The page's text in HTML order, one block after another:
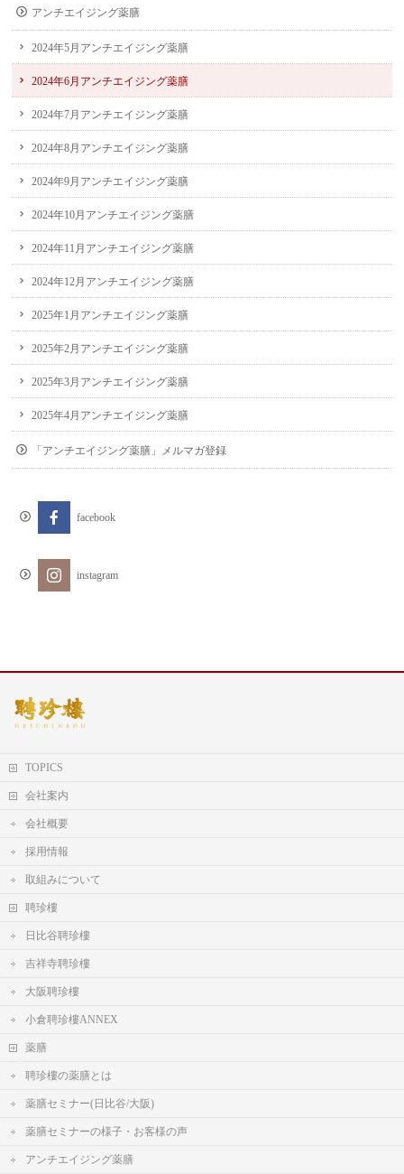
アンチエイジング薬膳
2024年5月アンチエイジング薬膳
2024年6月アンチエイジング薬膳
2024年7月アンチエイジング薬膳
2024年8月アンチエイジング薬膳
2024年9月アンチエイジング薬膳
2024年10月アンチエイジング薬膳
2024年11月アンチエイジング薬膳
2024年12月アンチエイジング薬膳
2025年1月アンチエイジング薬膳
2025年2月アンチエイジング薬膳
2025年3月アンチエイジング薬膳
2025年4月アンチエイジング薬膳
「アンチエイジング薬膳」メルマガ登録
facebook
instagram
TOPICS
会社案内
会社概要
採用情報
取組みについて
聘珍樓
日比谷聘珍樓
吉祥寺聘珍樓
大阪聘珍樓
小倉聘珍樓ANNEX
薬膳
聘珍樓の薬膳とは
薬膳セミナー(日比谷/大阪)
薬膳セミナーの様子・お客様の声
アンチエイジング薬膳